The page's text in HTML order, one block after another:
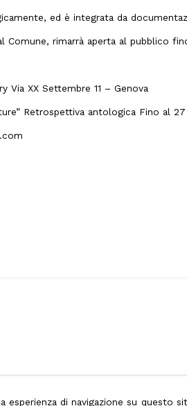
ed è integrata da
Comune, rimarrà aperta al pubblico
Via XX Settembre 11 – Genova
Retrospettiva antologica Fino al
esperienza di navigazione su questo